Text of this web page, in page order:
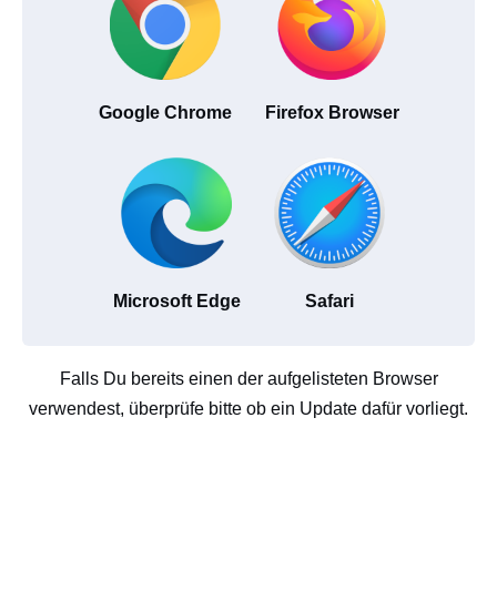
Google Chrome Firefox Browser
Microsoft Edge Safari
Falls Du bereits einen der aufgelisteten Browser
verwendest, überprüfe bitte ob ein Update dafür vorliegt.